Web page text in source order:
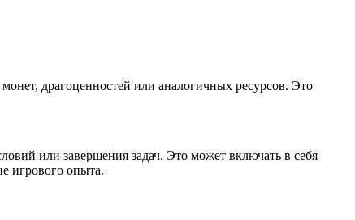
драгоценностей или аналогичных ресурсов. Это
или завершения задач. Это может включать в себя
игрового опыта.